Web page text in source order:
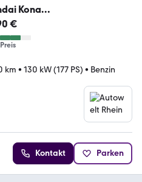
Kona
€
km • 130 kW (177 PS) • Benzin
Kontakt Parken